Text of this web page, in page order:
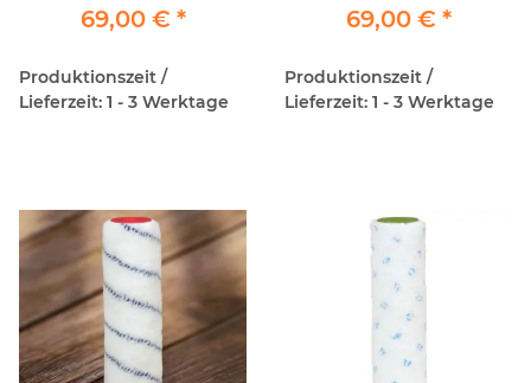
5lt - 20Gloss
69,00 € *
Produktionszeit /
Lieferzeit: 1 - 3 Werktage
5lt / Extra Matt 5Gloss
69,00 € *
Produktionszeit /
Lieferzeit: 1 - 3 Werktage